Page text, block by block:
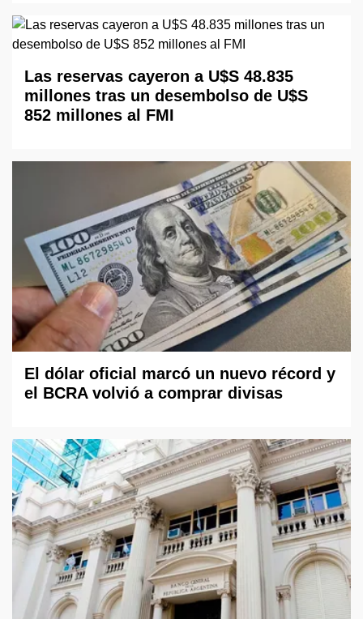
Las reservas cayeron a U$S 48.835
millones tras un desembolso de U$S
852 millones al FMI
El dólar oficial marcó un nuevo récord y
el BCRA volvió a comprar divisas